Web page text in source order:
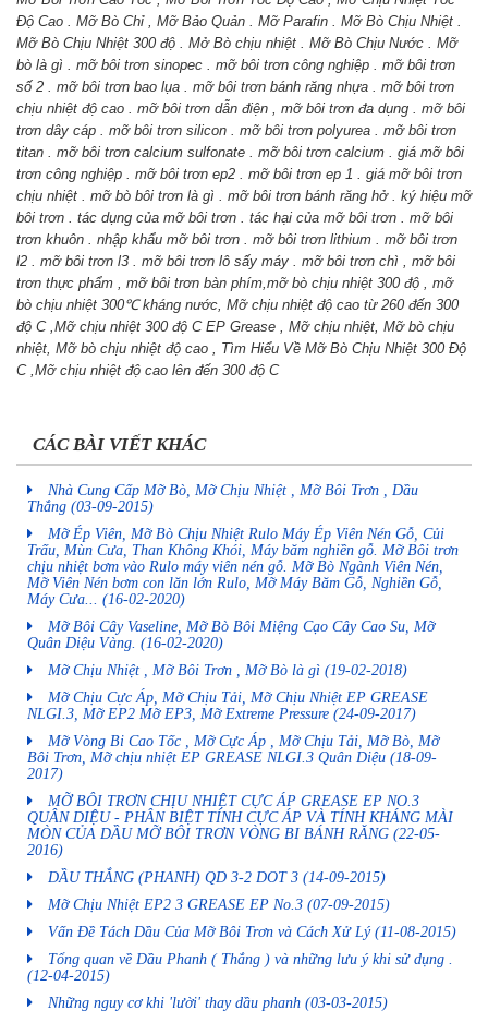
℃kháng nước, Mỡ chịu nhiệt độ cao từ 260 đến 300
độ C ,Mỡ chịu nhiệt 300 độ C EP Grease , Mỡ chịu nhiệt, Mỡ bò chịu
nhiệt, Mỡ bò chịu nhiệt độ cao , Tìm Hiểu Về Mỡ Bò Chịu Nhiệt 300 Độ
C ,Mỡ chịu nhiệt độ cao lên đến 300 độ C
CÁC BÀI VIẾT KHÁC
Nhà Cung Cấp Mỡ Bò, Mỡ Chịu Nhiệt , Mỡ Bôi Trơn , Dầu
Thắng (03-09-2015)
Mỡ Ép Viên, Mỡ Bò Chịu Nhiệt Rulo Máy Ép Viên Nén Gỗ, Củi
Trấu, Mùn Cưa, Than Không Khói, Máy băm nghiền gỗ. Mỡ Bôi trơn
chịu nhiệt bơm vào Rulo máy viên nén gỗ. Mỡ Bò Ngành Viên Nén,
Mỡ Viên Nén bơm con lăn lớn Rulo, Mỡ Máy Băm Gỗ, Nghiền Gỗ,
Máy Cưa... (16-02-2020)
Mỡ Bôi Cây Vaseline, Mỡ Bò Bôi Miệng Cạo Cây Cao Su, Mỡ
Quân Diệu Vàng. (16-02-2020)
Mỡ Chịu Nhiệt , Mỡ Bôi Trơn , Mỡ Bò là gì (19-02-2018)
Mỡ Chịu Cực Áp, Mỡ Chịu Tải, Mỡ Chịu Nhiệt EP GREASE
NLGI.3, Mỡ EP2 Mỡ EP3, Mỡ Extreme Pressure (24-09-2017)
Mỡ Vòng Bi Cao Tốc , Mỡ Cực Áp , Mỡ Chịu Tải, Mỡ Bò, Mỡ
Bôi Trơn, Mỡ chịu nhiệt EP GREASE NLGI.3 Quân Diệu (18-09-
2017)
MỠ BÔI TRƠN CHỊU NHIỆT CỰC ÁP GREASE EP NO.3
QUÂN DIỆU - PHÂN BIỆT TÍNH CỰC ÁP VÀ TÍNH KHÁNG MÀI
MÒN CỦA DẦU MỠ BÔI TRƠN VÒNG BI BÁNH RĂNG (22-05-
2016)
DẦU THẮNG (PHANH) QD 3-2 DOT 3 (14-09-2015)
Mỡ Chịu Nhiệt EP2 3 GREASE EP No.3 (07-09-2015)
Vấn Đề Tách Dầu Của Mỡ Bôi Trơn và Cách Xử Lý (11-08-2015)
Tổng quan về Dầu Phanh ( Thắng ) và những lưu ý khi sử dụng .
(12-04-2015)
Những nguy cơ khi 'lười' thay dầu phanh (03-03-2015)